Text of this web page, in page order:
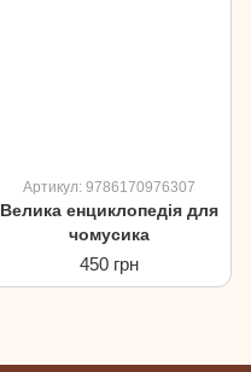
Артикул: 9786170976307
Велика енциклопедія для
чомусика
450 грн